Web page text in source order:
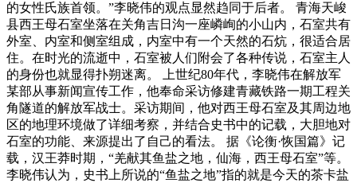
的女性氏族首领。”李晓伟的观点显然趋同于后者。 青海天峻
县西王母石室坐落在关角吉日沟一座嶙峋的小山内，石室共有
外室、内室和侧室组成，内室中有一个天然的石炕，很适合居
住。在时光的流逝中，石室被人们附会了各种传说，石室主人
的身份也就显得扑朔迷离。 上世纪80年代，李晓伟在解放军
某部从事新闻宣传工作，他奉命采访修建青藏铁路一期工程关
角隧道的解放军战士。采访期间，他对西王母石室及其周边地
区的地理环境做了详细考察，并结合史书中的记载，大胆地对
石室的功能、来源提出了自己的看法。 据《论衡·恢国篇》记
载，汉王莽时期，“羌献其鱼盐之地，仙海，西王母石室”等。
李晓伟认为，史书上所说的“鱼盐之地”指的就是今天的茶卡盐